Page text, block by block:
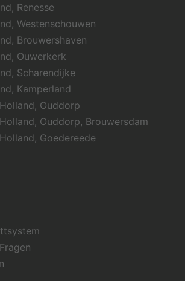
Renesse
Westenschouwen
Brouwershaven
Ouwerkerk
Scharendijke
Kamperland
Ouddorp
Ouddorp, Brouwersdam
Goedereede